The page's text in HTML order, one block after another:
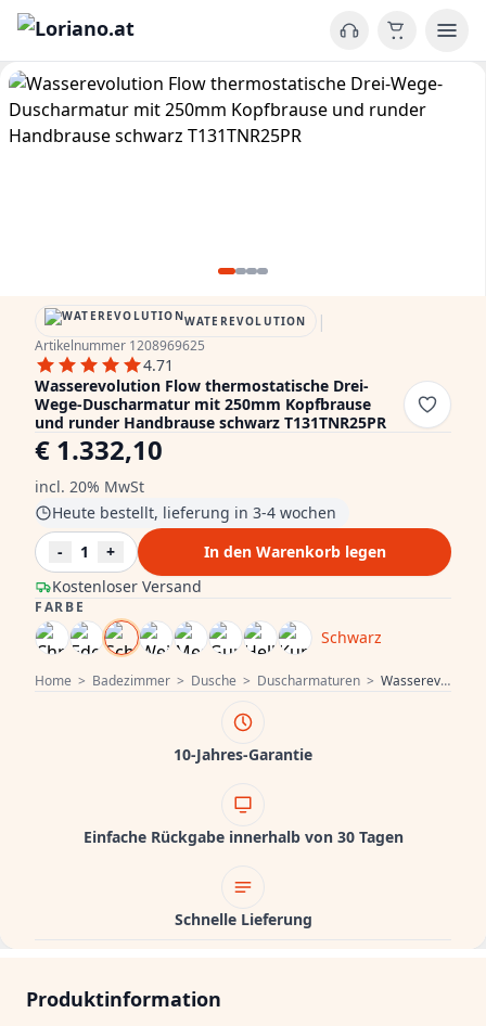
Home > Badezimmer > Dusche > Duscharmaturen > Wasserevolution Flow thermostatische Drei-Wege-Duscharmatur mit 250mm Kopfbrause und runder Handbrause schwarz T131TNR25PR
WATEREVOLUTION |
Artikelnummer 1208969625
4.71
Wasserevolution Flow thermostatische Drei-
Wege-Duscharmatur mit 250mm Kopfbrause
und runder Handbrause schwarz T131TNR25PR
€ 1.332,10
incl. 20% MwSt
Kostenloser Versand
Heute bestellt, lieferung in 3-4 wochen
-
1 + In den Warenkorb legen
FARBE
Schwarz
10-Jahres-Garantie
Einfache Rückgabe innerhalb von 30 Tagen
Schnelle Lieferung
Produktinformation